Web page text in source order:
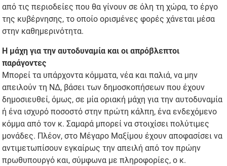
από τις περιοδείες που θα γίνουν σε όλη τη χώρα, το έργο
της κυβέρνησης, το οποίο ορισμένες φορές χάνεται μέσα
στην καθημερινότητα.
Η μάχη για την αυτοδυναμία και οι απρόβλεπτοι
παράγοντες
Μπορεί τα υπάρχοντα κόμματα, νέα και παλιά, να μην
απειλούν τη ΝΔ, βάσει των δημοσκοπήσεων που έχουν
δημοσιευθεί, όμως, σε μία οριακή μάχη για την αυτοδυναμία
ή ένα ισχυρό ποσοστό στην πρώτη κάλπη, ένα ενδεχόμενο
κόμμα από τον κ. Σαμαρά μπορεί να στοιχίσει πολύτιμες
μονάδες. Πλέον, στο Μέγαρο Μαξίμου έχουν αποφασίσει να
αντιμετωπίσουν εγκαίρως την απειλή από τον πρώην
πρωθυπουργό και, σύμφωνα με πληροφορίες, ο κ.